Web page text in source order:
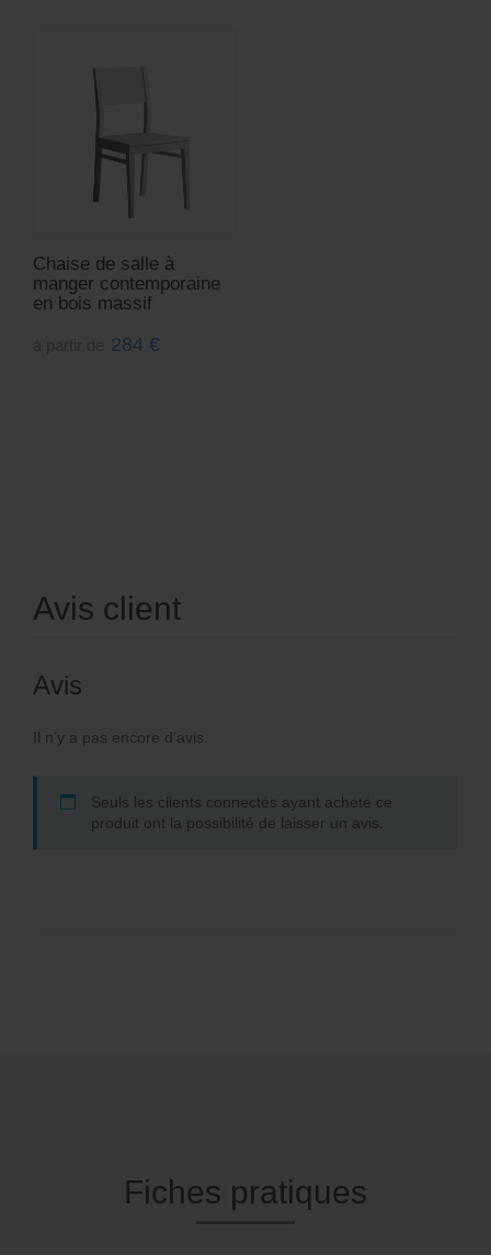
Chaise de salle à
manger contemporaine
en bois massif
284 €
Avis client
Avis
Il n’y a pas encore d’avis.
Seuls les clients connectés ayant acheté ce
produit ont la possibilité de laisser un avis.
Fiches pratiques